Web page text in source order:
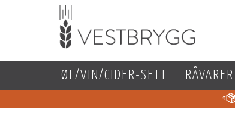
ØL/VIN/CIDER-SETT RÅVARER